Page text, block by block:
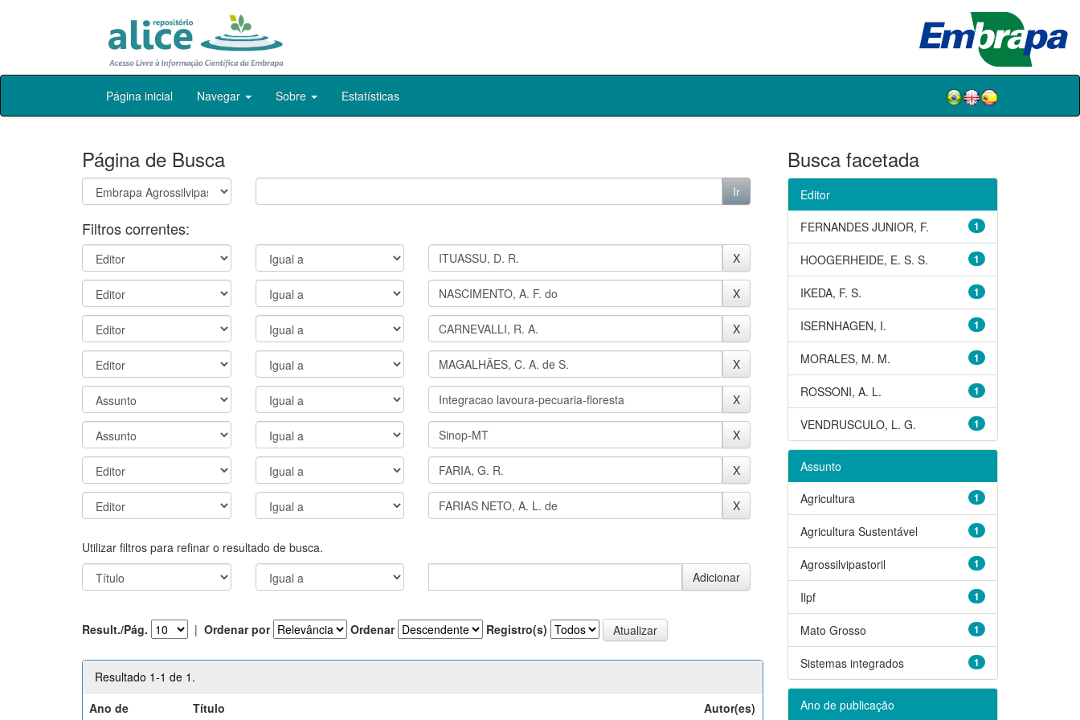
Skip
Página inicial Navegar Sobre Estatísticas
Página de Busca
Filtros correntes:
Utilizar filtros para refinar o resultado de busca.
Result./Pág. | Ordenar por Ordenar Registro(s)
Resultado 1-1 de 1.
Ano de
Título Autor(es)
Busca facetada
Editor
1
FERNANDES JUNIOR, F.
1
HOOGERHEIDE, E. S. S.
1
IKEDA, F. S.
1
ISERNHAGEN, I.
1
MORALES, M. M.
1
ROSSONI, A. L.
1
VENDRUSCULO, L. G.
Assunto
1
Agricultura
1
Agricultura Sustentável
1
Agrossilvipastoril
1
Ilpf
1
Mato Grosso
1
Sistemas integrados
Ano de publicação